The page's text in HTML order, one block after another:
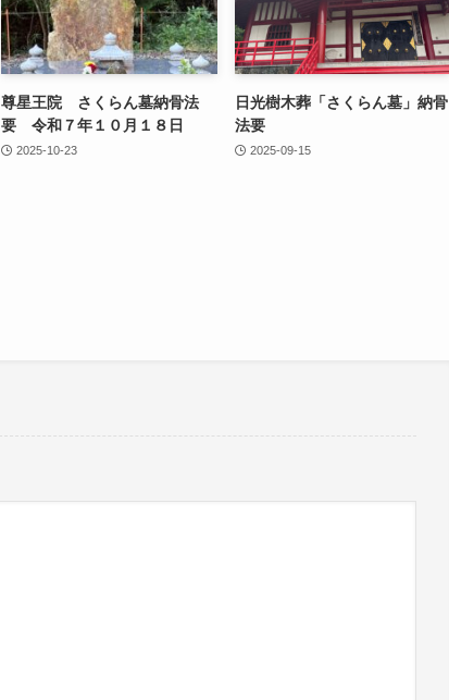
尊星王院 さくらん墓納骨法
要 令和７年１０月１８日
2025-10-23
日光樹木葬「さくらん墓」納骨
法要
2025-09-15